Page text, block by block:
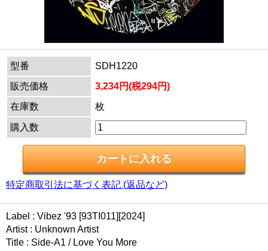
型番
SDH1220
販売価格
3,234円(税294円)
在庫数
枚
購入数
特定商取引法に基づく表記 (返品など)
Label : Vibez '93 [93TI011][2024]
Artist : Unknown Artist
Title : Side-A1 / Love You More